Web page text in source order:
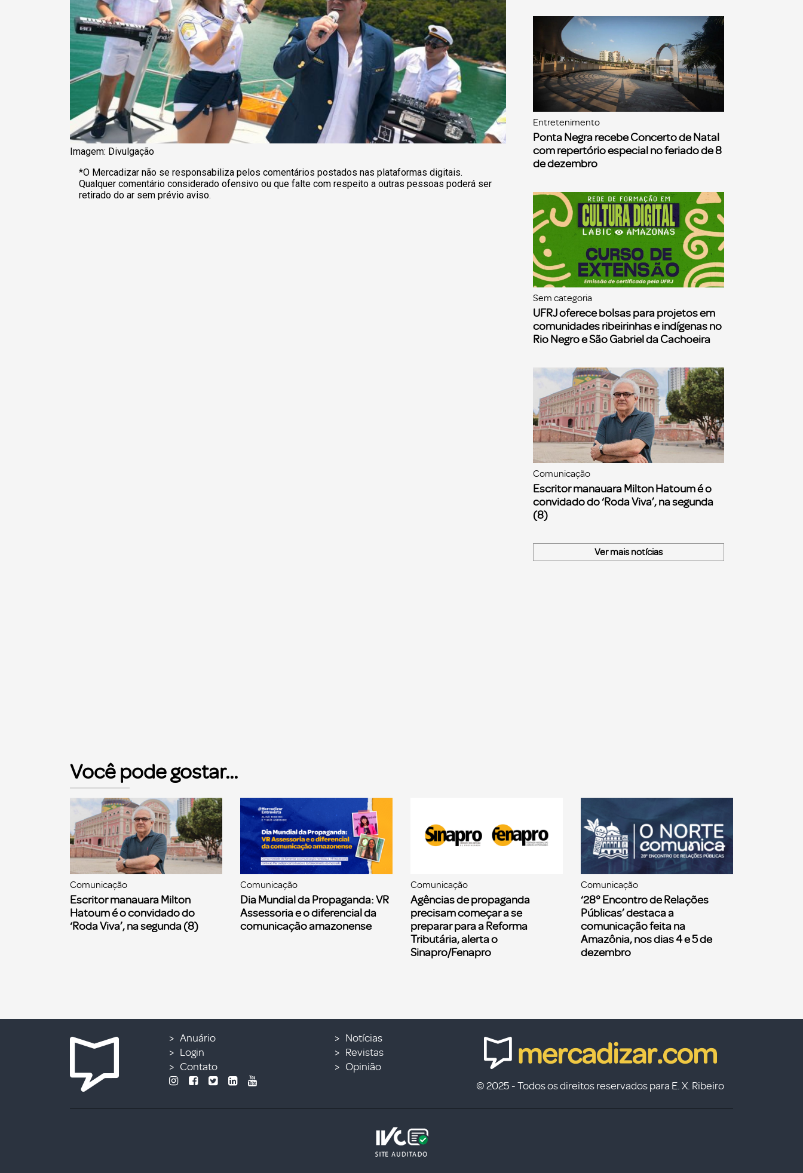
Imagem: Divulgação
*O Mercadizar não se responsabiliza pelos comentários postados nas plataformas digitais.
Qualquer comentário considerado ofensivo ou que falte com respeito a outras pessoas poderá ser
retirado do ar sem prévio aviso.
Entretenimento
Ponta Negra recebe Concerto de Natal
com repertório especial no feriado de 8
de dezembro
Sem categoria
UFRJ oferece bolsas para projetos em
comunidades ribeirinhas e indígenas no
Rio Negro e São Gabriel da Cachoeira
Comunicação
Escritor manauara Milton Hatoum é o
convidado do ‘Roda Viva’, na segunda
(8)
Ver mais notícias
Você pode gostar...
Comunicação
Escritor manauara Milton
Hatoum é o convidado do
‘Roda Viva’, na segunda (8)
Comunicação
Dia Mundial da Propaganda: VR
Assessoria e o diferencial da
comunicação amazonense
Comunicação
Agências de propaganda
precisam começar a se
preparar para a Reforma
Tributária, alerta o
Sinapro/Fenapro
Comunicação
‘28° Encontro de Relações
Públicas’ destaca a
comunicação feita na
Amazônia, nos dias 4 e 5 de
dezembro
Anuário
Login
Contato
Notícias
Revistas
Opinião
© 2025 - Todos os direitos reservados para E. X. Ribeiro